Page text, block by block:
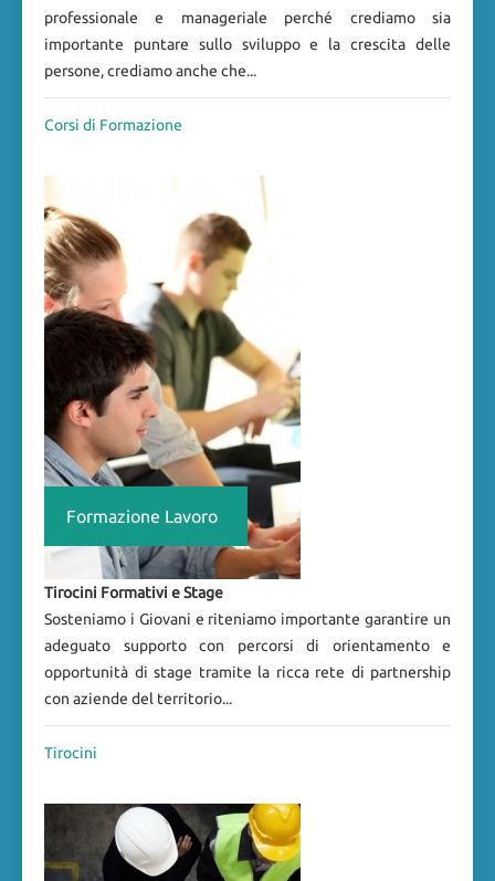
professionale e manageriale perché crediamo sia
importante puntare sullo sviluppo e la crescita delle
persone, crediamo anche che...
Corsi di Formazione
Formazione Lavoro
Tirocini Formativi e Stage
Sosteniamo i Giovani e riteniamo importante garantire un
adeguato supporto con percorsi di orientamento e
opportunità di stage tramite la ricca rete di partnership
con aziende del territorio...
Tirocini